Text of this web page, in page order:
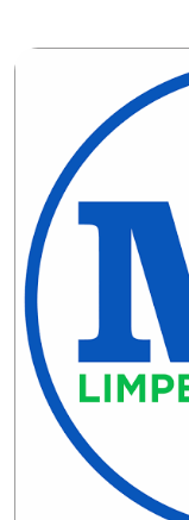
DE
BLOCOS
CARNAVAL
CARNAVAL
DE
MACAU
CARNAVAL